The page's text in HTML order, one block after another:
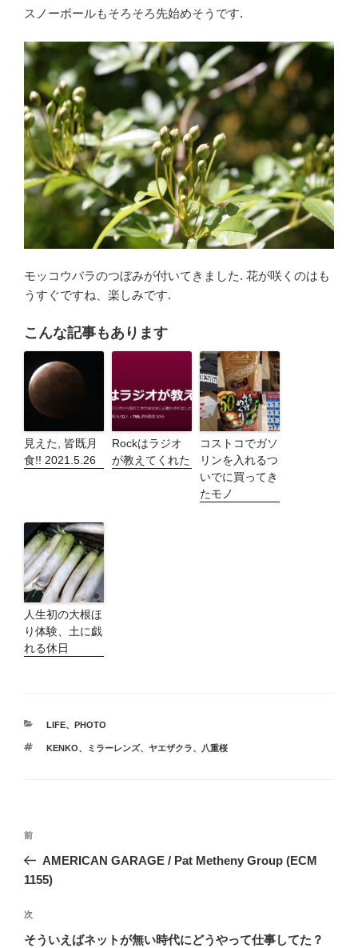
スノーボールもそろそろ先始めそうです.
モッコウバラのつぼみが付いてきました. 花が咲くのはも
うすぐですね、楽しみです.
こんな記事もあります
見えた, 皆既月
食!! 2021.5.26
Rockはラジオ
が教えてくれた
コストコでガソ
リンを入れるつ
いでに買ってき
たモノ
人生初の大根ほ
り体験、土に戯
れる休日
カ
ゴ
LIFE、 PHOTO
タ
KENKO、 ミラーレンズ、 ヤエザクラ、 八重桜
投
ナ
ゲ
ー
前
の
投
前
AMERICAN GARAGE / Pat Metheny Group (ECM
1155)
次
の
次
そういえばネットが無い時代にどうやって仕事してた？